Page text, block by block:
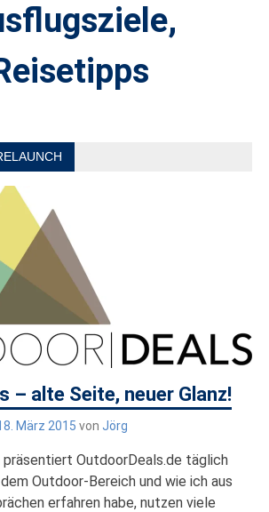
sind. In Deutschland und überall!
– alte Seite, neuer Glanz!
März 2015 von Jörg
präsentiert OutdoorDeals.de täglich
Outdoor-Bereich und wie ich aus
erfahren habe, nutzen viele